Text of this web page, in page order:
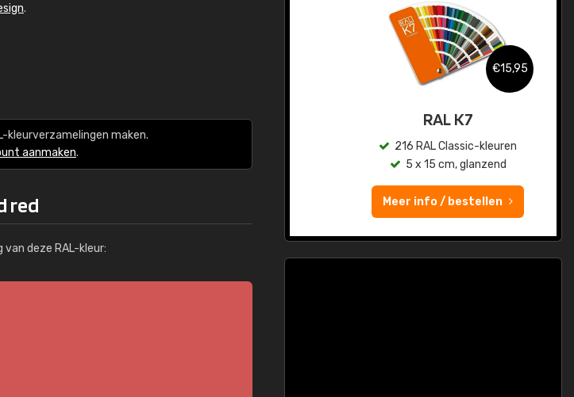
.
kleurverzamelingen maken.
aanmaken.
red
deze RAL-kleur:
RAL K7 op waterbasis
€15,95
RAL K7
216 RAL Classic-kleuren
5 x 15 cm, glanzend
Meer info / bestellen